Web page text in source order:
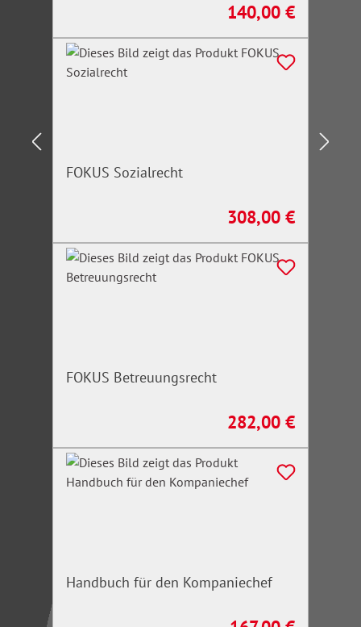
Regulärer Preis:
140,00 €
FOKUS Sozialrecht
Regulärer Preis:
308,00 €
FOKUS Betreuungsrecht
Regulärer Preis:
282,00 €
Handbuch für den Kompaniechef